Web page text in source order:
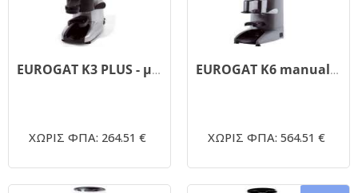
EUROGAT K3 PLUS - μύλος άλεσης καφέ με διανεμητή δόσης
ΧΩΡΙΣ ΦΠΑ: 264.51 €
EUROGAT K6 manual - μύλος άλεσης καφέ με διανεμητή δόσης
ΧΩΡΙΣ ΦΠΑ: 564.51 €